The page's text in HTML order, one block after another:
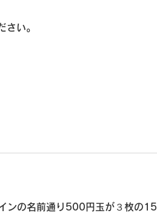
さい。
ンの名前通り500円玉が３枚の